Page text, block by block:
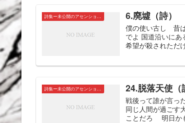
詩集ー未公開のアセンションたちー 6.廃墟（詩）
僕の使い古し 昔
でよ 国道沿いに
希望が殺された
詩集ー未公開のアセンションたちー 24.脱落天使（
戦後って誰が言っ
同じ人間が過ごす
ことだろ 明日か